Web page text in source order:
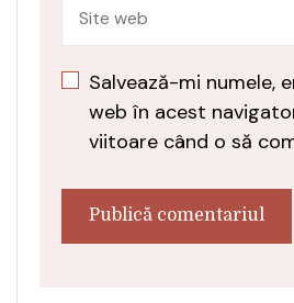
Salvează-mi numele,
web în acest
viitoare când o să